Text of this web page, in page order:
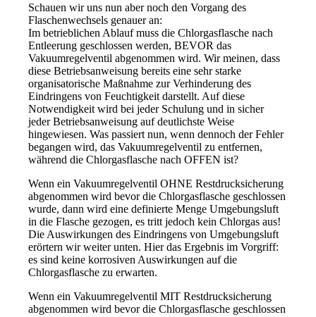
Schauen wir uns nun aber noch den Vorgang des
Flaschenwechsels genauer an:
Im betrieblichen Ablauf muss die Chlorgasflasche nach
Entleerung geschlossen werden, BEVOR das
Vakuumregelventil abgenommen wird. Wir meinen, dass
diese Betriebsanweisung bereits eine sehr starke
organisatorische Maßnahme zur Verhinderung des
Eindringens von Feuchtigkeit darstellt. Auf diese
Notwendigkeit wird bei jeder Schulung und in sicher
jeder Betriebsanweisung auf deutlichste Weise
hingewiesen. Was passiert nun, wenn dennoch der Fehler
begangen wird, das Vakuumregelventil zu entfernen,
während die Chlorgasflasche nach OFFEN ist?
Wenn ein Vakuumregelventil OHNE Restdrucksicherung
abgenommen wird bevor die Chlorgasflasche geschlossen
wurde, dann wird eine definierte Menge Umgebungsluft
in die Flasche gezogen, es tritt jedoch kein Chlorgas aus!
Die Auswirkungen des Eindringens von Umgebungsluft
erörtern wir weiter unten. Hier das Ergebnis im Vorgriff:
es sind keine korrosiven Auswirkungen auf die
Chlorgasflasche zu erwarten.
Wenn ein Vakuumregelventil MIT Restdrucksicherung
abgenommen wird bevor die Chlorgasflasche geschlossen